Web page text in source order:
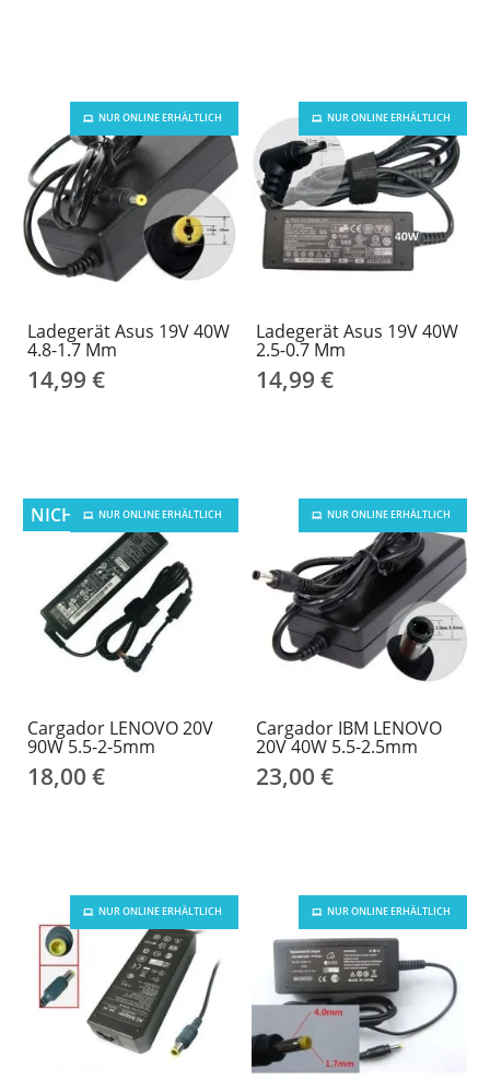
Ladegerät Asus 19V 40W
4.8-1.7 Mm
14,99 €
NUR ONLINE ERHÄLTLICH
Ladegerät Asus 19V 40W
2.5-0.7 Mm
14,99 €
NUR ONLINE ERHÄLTLICH
Cargador LENOVO 20V
90W 5.5-2-5mm
18,00 €
NUR ONLINE ERHÄLTLICH
NICHT AUF LAGER
Cargador IBM LENOVO
20V 40W 5.5-2.5mm
23,00 €
NUR ONLINE ERHÄLTLICH
NUR ONLINE ERHÄLTLICH NUR ONLINE ERHÄLTLICH